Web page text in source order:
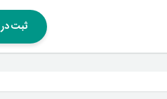
ثبت در ۱۱۸ ایران